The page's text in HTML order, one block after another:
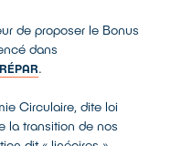
de proposer le Bonus
dans
.
Circulaire, dite loi
la transition de nos